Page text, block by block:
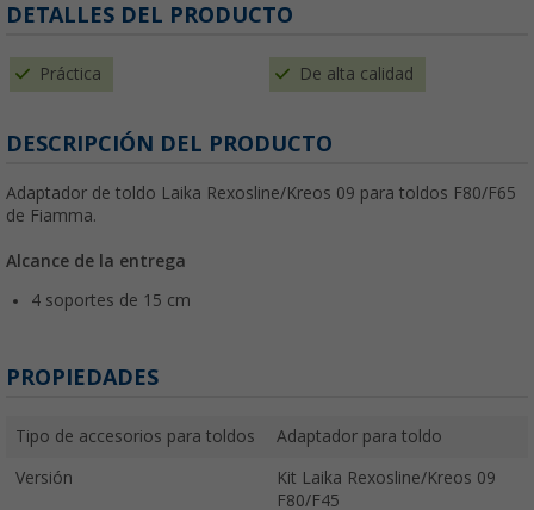
DETALLES DEL PRODUCTO
Práctica De alta calidad
DESCRIPCIÓN DEL PRODUCTO
Adaptador de toldo Laika Rexosline/Kreos 09 para toldos F80/F65
de Fiamma.
Alcance de la entrega
4 soportes de 15 cm
PROPIEDADES
Tipo de accesorios para toldos Adaptador para toldo
Versión
Kit Laika Rexosline/Kreos 09
F80/F45